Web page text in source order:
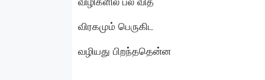
விரகமும் பெருகிட
வழியது பிறந்ததென்ன